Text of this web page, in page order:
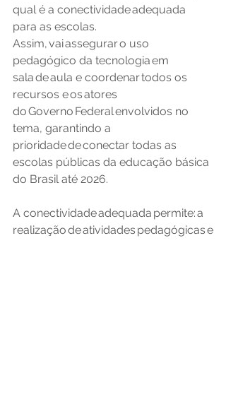
qual é a conectividade adequada
para as escolas.
Assim, vai assegurar o uso
pedagógico da tecnologia em
sala de aula e coordenar todos os
recursos e os atores
do Governo Federal envolvidos no
tema, garantindo a
prioridade de conectar todas as
escolas públicas da educação básica
do Brasil até 2026.
A conectividade adequada permite: a
realização de atividades pedagógicas e